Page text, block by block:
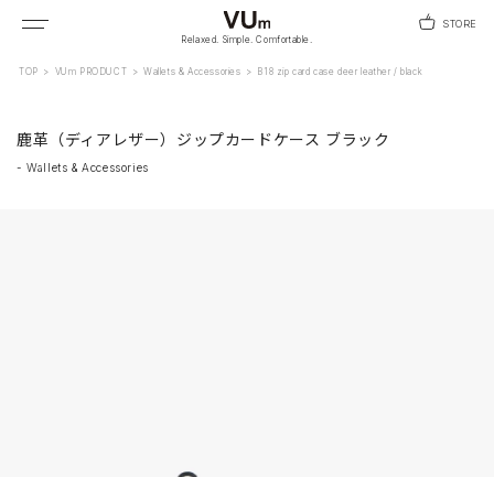
Relaxed. Simple. Comfortable.
STORE
TOP > VUm PRODUCT > Wallets & Accessories > B18 zip card case deer leather / black
鹿革（ディアレザー）ジップカードケース ブラック
-Wallets & Accessories